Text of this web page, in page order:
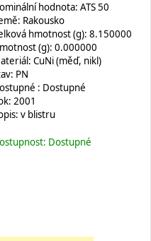
hodnota: ATS 50
Rakousko
hmotnost (g): 8.150000
(g): 0.000000
CuNi (měď, nikl)
PN
: Dostupné
2001
v blistru
Dostupné